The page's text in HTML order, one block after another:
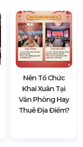
Nên Tổ Chức
Khai Xuân Tại
Văn Phòng Hay
Thuê Địa Điểm?